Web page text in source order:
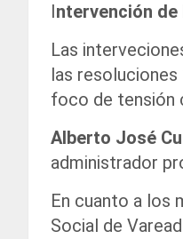
Intervención
Las
las
foco de tensión
Alberto José
administrador
En cuanto a los
Social de